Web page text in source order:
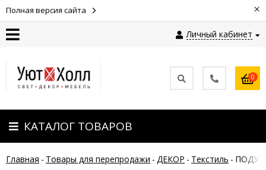
Полная версия сайта ×
Личный кабинет
Оплата
Доставка
Гарантия
0
КАТАЛОГ ТОВАРОВ
Главная - Товары для перепродажи - ДЕКОР - Текстиль -